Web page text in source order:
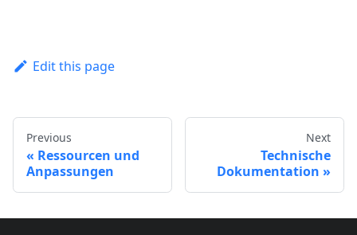
Edit this page
Previous
Ressourcen und
Anpassungen
Next
Technische
Dokumentation